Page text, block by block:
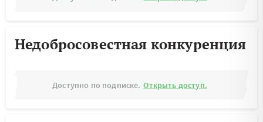
Недобросовестная конкуренция
Доступно по подписке. Открыть доступ.